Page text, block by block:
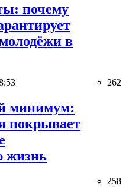
почему
в
262
минимум:
покрывает
жизнь
258